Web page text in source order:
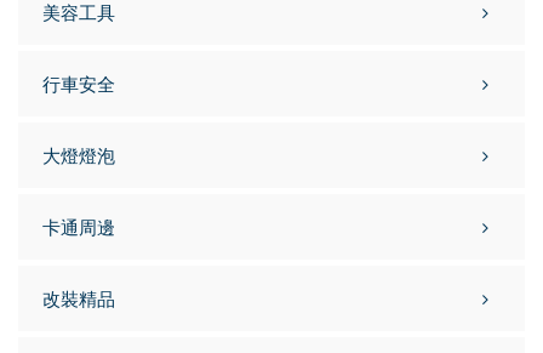
美容工具
行車安全
大燈燈泡
卡通周邊
改裝精品